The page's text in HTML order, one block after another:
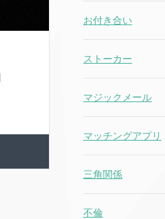
お付き合い
ストーカー
マジックメール
マッチングアプリ
三角関係
不倫